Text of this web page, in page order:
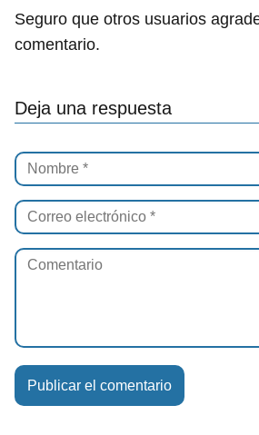
Seguro que otros usuarios
comentario.
Deja una respuesta